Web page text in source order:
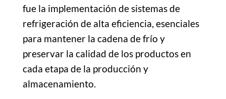
fue la implementación de sistemas de
refrigeración de alta eficiencia, esenciales
para mantener la cadena de frío y
preservar la calidad de los productos en
cada etapa de la producción y
almacenamiento.